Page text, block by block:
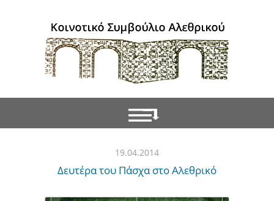
19.04.2014
Δευτέρα του Πάσχα στο Αλεθρικό